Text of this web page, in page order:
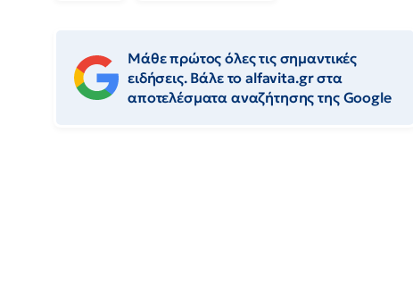
Μάθε πρώτος όλες τις σημαντικές
ειδήσεις. Βάλε το alfavita.gr στα
αποτελέσματα αναζήτησης της Google